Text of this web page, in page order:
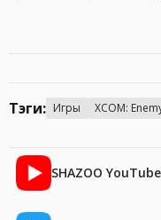
Тэги: Игры XCOM:
SHAZOO YouTube